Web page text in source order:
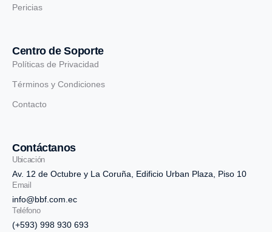
Pericias
Centro de Soporte
Políticas de Privacidad
Términos y Condiciones
Contacto
Contáctanos
Ubicación
Av. 12 de Octubre y La Coruña, Edificio Urban Plaza, Piso 10
Email
info@bbf.com.ec
Teléfono
(+593) 998 930 693